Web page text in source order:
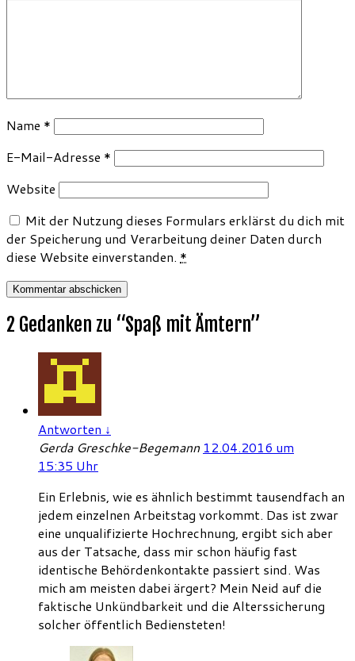
Name *
E-Mail-Adresse *
Website
Mit der Nutzung dieses Formulars erklärst du dich mit
der Speicherung und Verarbeitung deiner Daten durch
diese Website einverstanden. *
2 Gedanken zu “Spaß mit Ämtern”
Antworten ↓
Gerda Greschke-Begemann12.04.2016 um
15:35 Uhr
Ein Erlebnis, wie es ähnlich bestimmt tausendfach an
jedem einzelnen Arbeitstag vorkommt. Das ist zwar
eine unqualifizierte Hochrechnung, ergibt sich aber
aus der Tatsache, dass mir schon häufig fast
identische Behördenkontakte passiert sind. Was
mich am meisten dabei ärgert? Mein Neid auf die
faktische Unkündbarkeit und die Alterssicherung
solcher öffentlich Bediensteten!